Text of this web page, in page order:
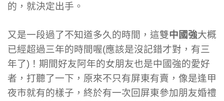
的，就決定出手。
又是一段過了不知道多久的時間，這雙中國強大概
已經超過三年的時間喔(應該是沒記錯才對，有三
年了)！期間好友阿年的女朋友也是中國強的愛好
者，打聽了一下，原來不只有屏東有賣，像是逢甲
夜市就有的樣子，終於有一次回屏東參加朋友婚禮